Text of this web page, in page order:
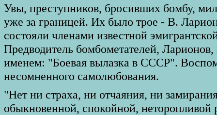
Увы, преступников, бросивших бомбу,
уже за границей. Их было трое - В.
состояли членами известной
Предводитель бомбометателей,
именем: "Боевая вылазка в СССР".
несомненного самолюбования.
"Нет ни страха, ни отчаяния, ни
обыкновенной, спокойной, неторопливой